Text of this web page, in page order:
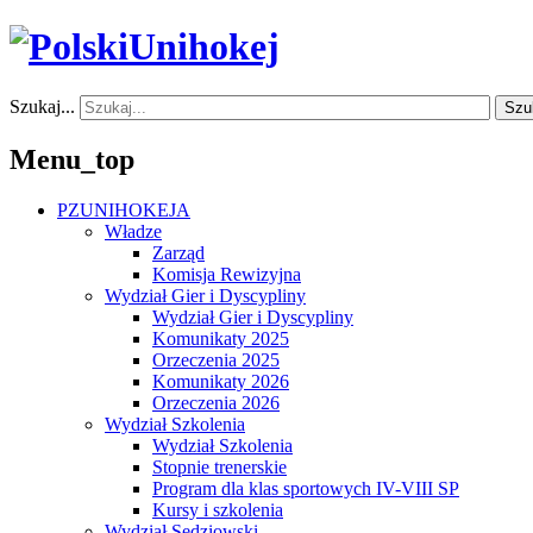
Szukaj...
Menu_top
PZUNIHOKEJA
Władze
Zarząd
Komisja Rewizyjna
Wydział Gier i Dyscypliny
Wydział Gier i Dyscypliny
Komunikaty 2025
Orzeczenia 2025
Komunikaty 2026
Orzeczenia 2026
Wydział Szkolenia
Wydział Szkolenia
Stopnie trenerskie
Program dla klas sportowych IV-VIII SP
Kursy i szkolenia